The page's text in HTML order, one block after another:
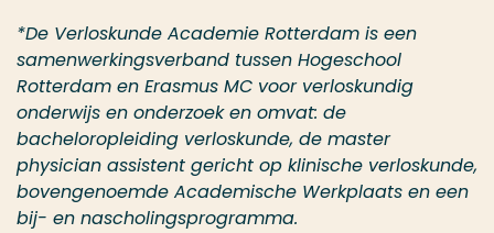
*De Verloskunde Academie Rotterdam is een
samenwerkingsverband tussen Hogeschool
Rotterdam en Erasmus MC voor verloskundig
onderwijs en onderzoek en omvat: de
bacheloropleiding verloskunde, de master
physician assistent gericht op klinische verloskunde,
bovengenoemde Academische Werkplaats en een
bij- en nascholingsprogramma.